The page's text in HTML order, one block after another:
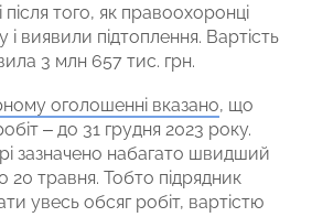
після того, як правоохоронці
виявили підтоплення. Вартість
3 млн 657 тис. грн.
оголошенні вказано, що
– до 31 грудня 2023 року.
зазначено набагато швидший
20 травня. Тобто підрядник
увесь обсяг робіт, вартістю